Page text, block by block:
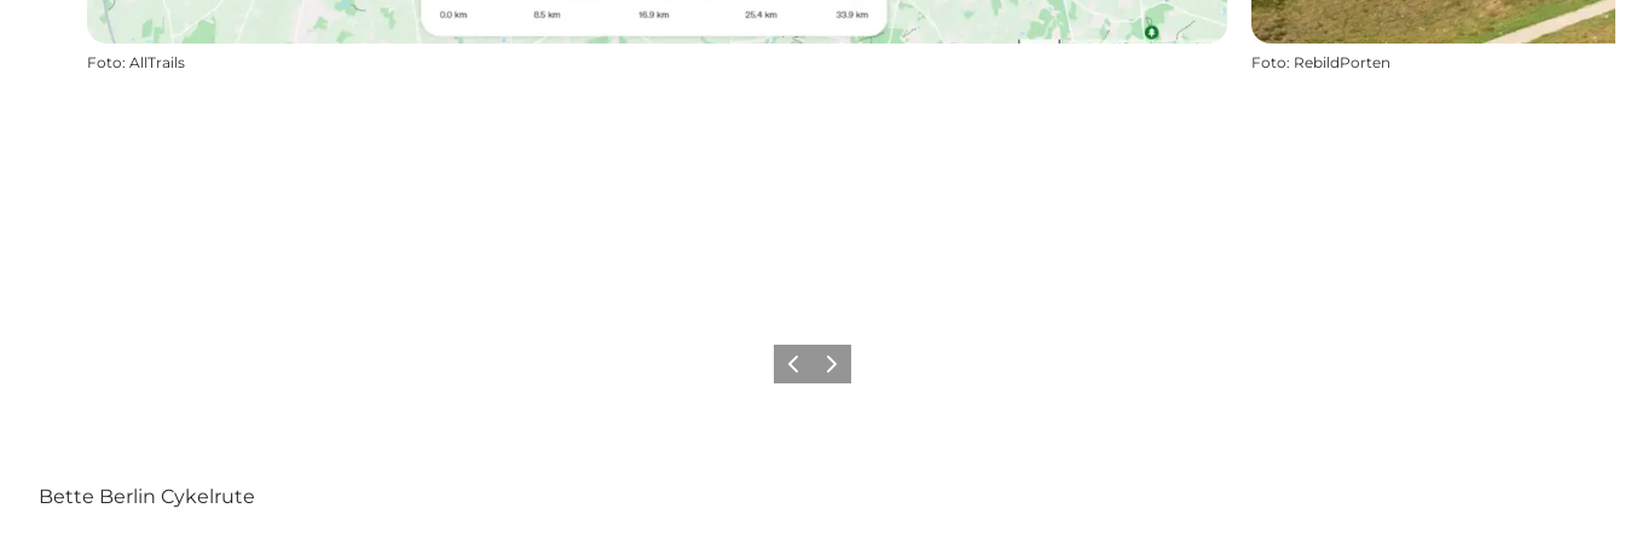
Foto: AllTrails Foto: RebildPorten
Forrige billede
Næste billede
Bette Berlin Cykelrute